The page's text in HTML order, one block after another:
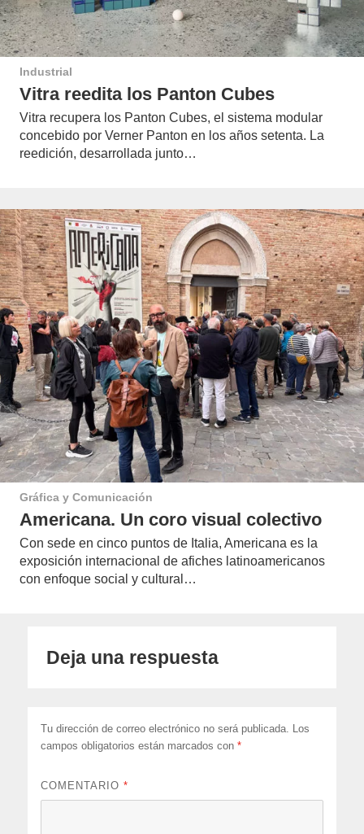
Industrial
Vitra reedita los Panton Cubes
Vitra recupera los Panton Cubes, el sistema modular
concebido por Verner Panton en los años setenta. La
reedición, desarrollada junto…
Gráfica y Comunicación
Americana. Un coro visual colectivo
Con sede en cinco puntos de Italia, Americana es la
exposición internacional de afiches latinoamericanos
con enfoque social y cultural…
Deja una respuesta
Tu dirección de correo electrónico no será publicada. Los
campos obligatorios están marcados con*
COMENTARIO*